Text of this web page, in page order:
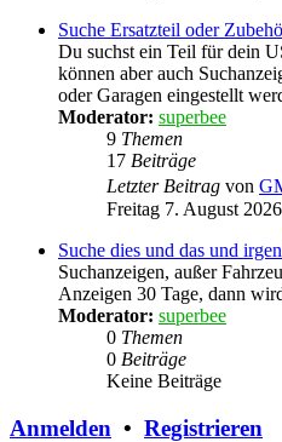
Suche Ersatzteil oder
Du suchst ein Teil für dein
können aber auch
oder Garagen eingestellt
Moderator: superbee
9 Themen
17 Beiträge
Letzter Beitrag von
Freitag 7. August
Suche dies und das und
Suchanzeigen, außer
Anzeigen 30 Tage, dann
Moderator: superbee
0 Themen
0 Beiträge
Keine Beiträge
Anmelden • Registrieren